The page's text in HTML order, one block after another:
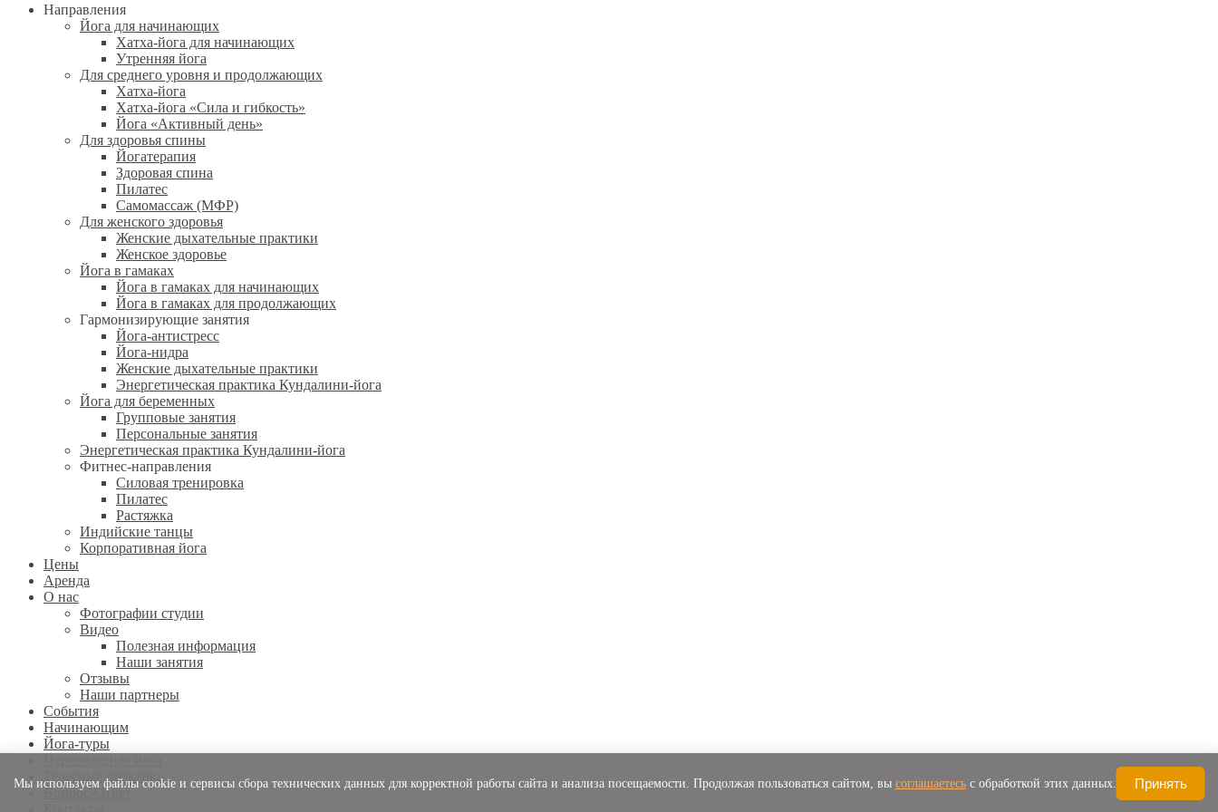
Направления
Йога для начинающих
Хатха-йога для начинающих
Утренняя йога
Для среднего уровня и продолжающих
Хатха-йога
Хатха-йога «Сила и гибкость»
Йога «Активный день»
Для здоровья спины
Йогатерапия
Здоровая спина
Пилатес
Самомассаж (МФР)
Для женского здоровья
Женские дыхательные практики
Женское здоровье
Йога в гамаках
Йога в гамаках для начинающих
Йога в гамаках для продолжающих
Гармонизирующие занятия
Йога-антистресс
Йога-нидра
Женские дыхательные практики
Энергетическая практика Кундалини-йога
Йога для беременных
Групповые занятия
Персональные занятия
Энергетическая практика Кундалини-йога
Фитнес-направления
Силовая тренировка
Пилатес
Растяжка
Индийские танцы
Корпоративная йога
Цены
Аренда
О нас
Фотографии студии
Видео
Полезная информация
Наши занятия
Отзывы
Наши партнеры
События
Начинающим
Йога-туры
Телесные практики
Вопрос-Ответ
Мы используем файлы cookie и сервисы сбора технических данных для корректной работы сайта и анализа посещаемости. Продолжая пользоваться сайтом, вы соглашаетесьс обработкой этих данных. Принять